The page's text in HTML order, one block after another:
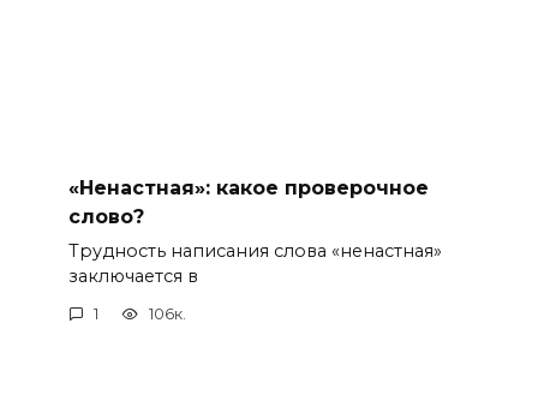
«Ненастная»: какое проверочное
слово?
Трудность написания слова «ненастная»
заключается в
1 106к.